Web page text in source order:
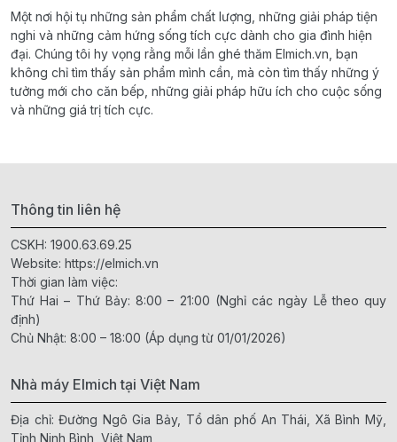
Một nơi hội tụ những sản phẩm chất lượng, những giải pháp tiện
nghi và những cảm hứng sống tích cực dành cho gia đình hiện
đại. Chúng tôi hy vọng rằng mỗi lần ghé thăm Elmich.vn, bạn
không chỉ tìm thấy sản phẩm mình cần, mà còn tìm thấy những ý
tưởng mới cho căn bếp, những giải pháp hữu ích cho cuộc sống
và những giá trị tích cực.
Thông tin liên hệ
CSKH: 1900.63.69.25
Website: https://elmich.vn
Thời gian làm việc:
Thứ Hai – Thứ Bảy: 8:00 – 21:00 (Nghỉ các ngày Lễ theo quy
định)
Chủ Nhật: 8:00 – 18:00 (Áp dụng từ 01/01/2026)
Nhà máy Elmich tại Việt Nam
Địa chỉ: Đường Ngô Gia Bảy, Tổ dân phố An Thái, Xã Bình Mỹ,
Tỉnh Ninh Bình, Việt Nam